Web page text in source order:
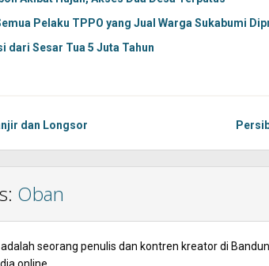
Pelaku TPPO yang Jual Warga Sukabumi
dari Sesar Tua 5 Juta Tahun
dan Longsor
Oban
seorang penulis dan kontren kreator di